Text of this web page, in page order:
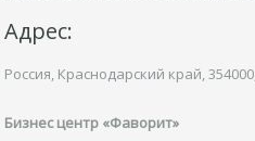
Адрес:
Россия, Краснодарский край,
Бизнес центр «Фаворит»